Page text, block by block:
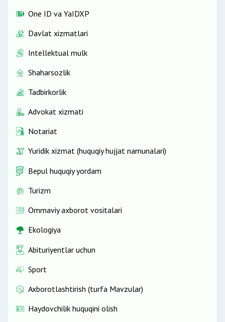
One ID vа YaIDXP
Davlat xizmatlari
Intellektual mulk
Shaharsozlik
Tadbirkorlik
Advokat xizmati
Notariat
Yuridik xizmat (huquqiy hujjat namunalari)
Bepul huquqiy yordam
Turizm
Ommaviy axborot vositalari
Ekologiya
Abituriyentlar uchun
Sport
Axborotlashtirish (turfa Mavzular)
Haydovchilik huquqini olish